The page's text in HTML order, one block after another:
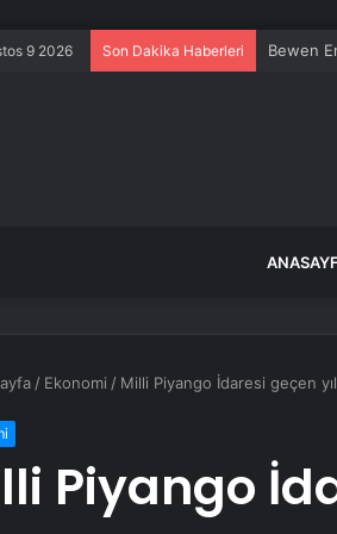
9 2026 Son Dakika Haberleri İsrail’den
/ Ekonomi / Milli Piyango İdaresi geçen
Piyango